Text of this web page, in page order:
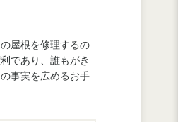
屋根を修理するの
であり、誰もがき
事実を広めるお手